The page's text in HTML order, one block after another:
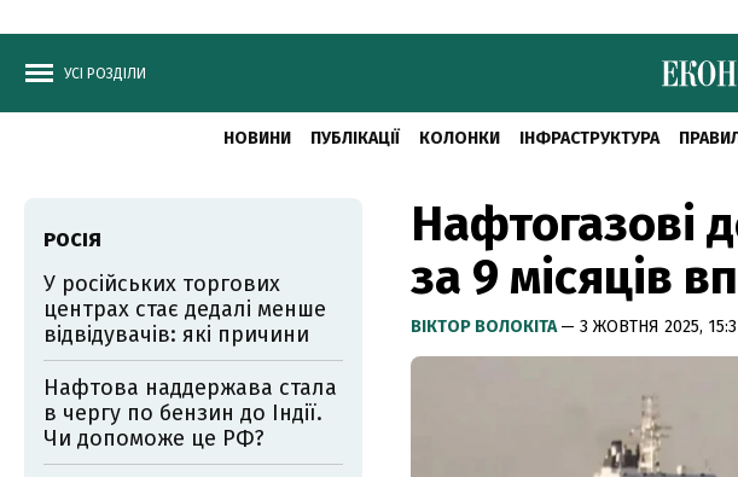
УСІ РОЗДІЛИ
НОВИНИ ПУБЛІКАЦІЇ КОЛОНКИ ІНФРАСТРУКТУРА
Нафтогазові
за 9 місяців
ВІКТОР ВОЛОКІТА— 3 ЖОВТНЯ 2025,
РОСІЯ
У російських торгових
центрах стає дедалі менше
відвідувачів: які причини
Нафтова наддержава стала
в чергу по бензин до Індії.
Чи допоможе це РФ?